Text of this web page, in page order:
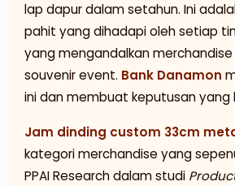
lap dapur dalam setahun. Ini
pahit yang dihadapi oleh setiap
yang mengandalkan
souvenir event. Bank Danamon
ini dan membuat keputusan yang
Jam dinding custom 33cm
kategori merchandise yang
PPAI Research dalam studi